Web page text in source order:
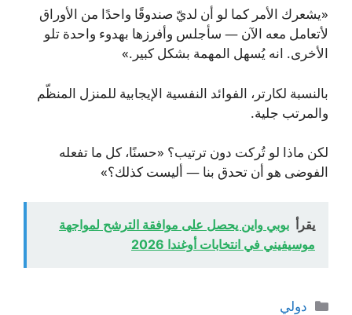
«يشعرك الأمر كما لو أن لديّ صندوقًا واحدًا من الأوراق
لأتعامل معه الآن — سأجلس وأفرزها بهدوء واحدة تلو
الأخرى. انه يُسهل المهمة بشكل كبير.»
بالنسبة لكارتر، الفوائد النفسية الإيجابية للمنزل المنظّم
والمرتب جلية.
لكن ماذا لو تُركت دون ترتيب؟ «حسنًا، كل ما تفعله
الفوضى هو أن تحدق بنا — أليست كذلك؟»
يقرأ بوبي واين يحصل على موافقة الترشح لمواجهة
موسيفيني في انتخابات أوغندا 2026
التصنيفات
دولي